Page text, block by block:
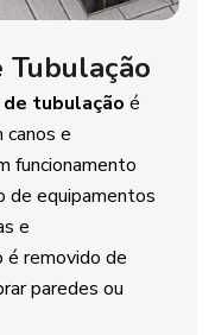
tubulação é
canos e
funcionamento
de equipamentos
e
removido de
paredes ou